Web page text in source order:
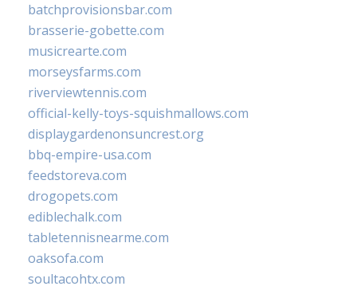
batchprovisionsbar.com
brasserie-gobette.com
musicrearte.com
morseysfarms.com
riverviewtennis.com
official-kelly-toys-squishmallows.com
displaygardenonsuncrest.org
bbq-empire-usa.com
feedstoreva.com
drogopets.com
ediblechalk.com
tabletennisnearme.com
oaksofa.com
soultacohtx.com